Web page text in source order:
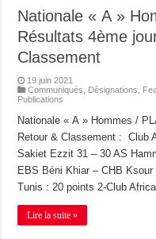
Nationale « A »
Résultats 4ème
Classement
19 juin 2021
Communiqués
Désignations
Publications
Nationale « A » Hommes /
Retour & Classement : Club
Sakiet Ezzit 31 – 30 AS
EBS Béni Khiar – CHB
Tunis : 20 points 2-Club
Lire la suite »